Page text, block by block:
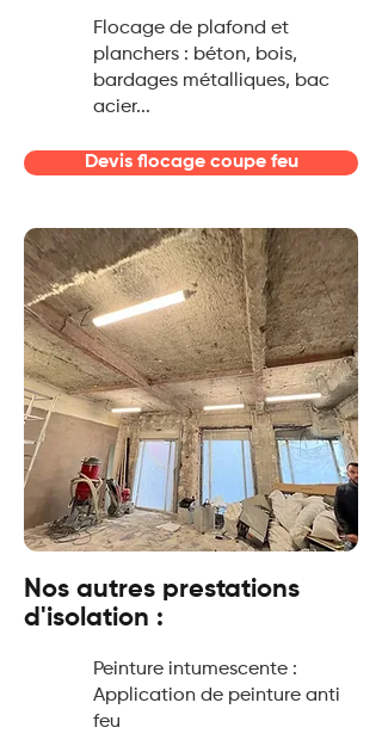
Flocage de plafond et
planchers : béton, bois,
bardages métalliques, bac
acier...
Devis flocage coupe feu
Nos autres prestations
d'isolation :
Peinture intumescente :
Application de peinture anti
feu